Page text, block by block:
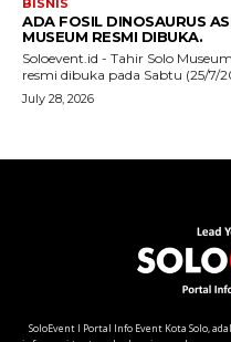
SoloEvent I Portal Info Event Kota Solo,